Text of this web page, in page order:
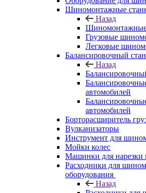
Шиномонтажные
Назад
Шиномонтажные
Грузовые
Легковые
Балансировочный
Назад
автомобилей
автомобилей
Борторасширитель
Вулканизаторы
Инструмент для
Мойки колес
Машинки для нарезки
Расходники для
оборудования
Назад